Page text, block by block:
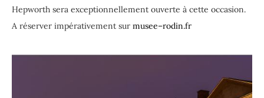
Hepworth sera exceptionnellement ouverte à cette occasion.
A réserver impérativement sur musee–rodin.fr